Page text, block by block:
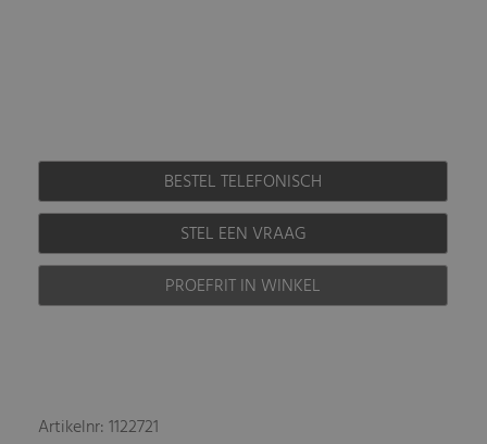
BESTEL TELEFONISCH
STEL EEN VRAAG
PROEFRIT IN WINKEL
Artikelnr: 1122721